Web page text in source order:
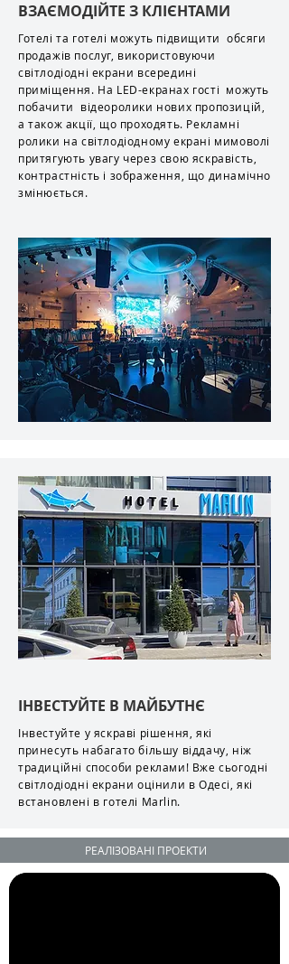
ВЗАЄМОДІЙТЕ З КЛІЄНТАМИ
Готелі та готелі можуть підвищити обсяги
продажів послуг, використовуючи
світлодіодні екрани всередині
приміщення. На LED-екранах гості можуть
побачити відеоролики нових пропозицій,
а також акції, що проходять. Рекламні
ролики на світлодіодному екрані мимоволі
притягують увагу через свою яскравість,
контрастність і зображення, що динамічно
змінюється.
ІНВЕСТУЙТЕ В МАЙБУТНЄ
Інвестуйте у яскраві рішення, які
принесуть набагато більшу віддачу, ніж
традиційні способи реклами! Вже сьогодні
світлодіодні екрани оцінили в Одесі, які
встановлені в готелі Marlin.
РЕАЛІЗОВАНІ ПРОЕКТИ